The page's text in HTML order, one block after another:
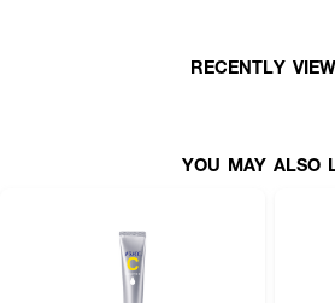
• ใช้เป็นขั้นตอนแรกหลังการล้างหน้า เช้า–เย็น เป็นป
RECENTLY
YOU MAY ALSO